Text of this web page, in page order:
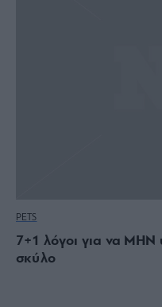
PETS
7+1 λόγοι για να ΜΗΝ
σκύλο